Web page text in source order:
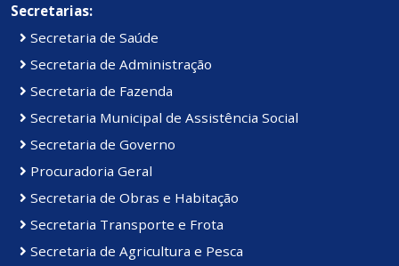
Secretarias:
Secretaria de Saúde
Secretaria de Administração
Secretaria de Fazenda
Secretaria Municipal de Assistência Social
Secretaria de Governo
Procuradoria Geral
Secretaria de Obras e Habitação
Secretaria Transporte e Frota
Secretaria de Agricultura e Pesca